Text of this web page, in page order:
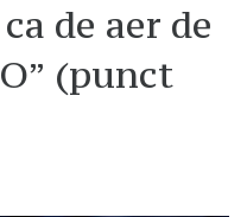
de aer de
(punct